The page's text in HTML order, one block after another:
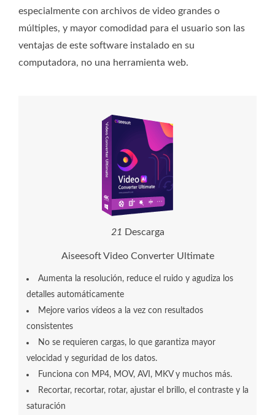
especialmente con archivos de video grandes o
múltiples, y mayor comodidad para el usuario son las
ventajas de este software instalado en su
computadora, no una herramienta web.
21 Descarga
Aiseesoft Video Converter Ultimate
Aumenta la resolución, reduce el ruido y agudiza los
detalles automáticamente
Mejore varios vídeos a la vez con resultados
consistentes
No se requieren cargas, lo que garantiza mayor
velocidad y seguridad de los datos.
Funciona con MP4, MOV, AVI, MKV y muchos más.
Recortar, recortar, rotar, ajustar el brillo, el contraste y la
saturación